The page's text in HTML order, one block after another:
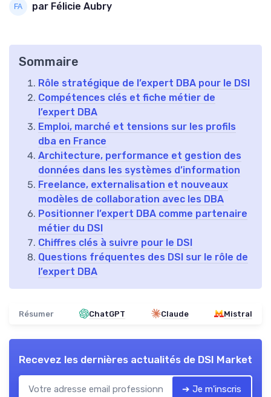
par Félicie Aubry
Sommaire
Rôle stratégique de l’expert DBA pour le DSI
Compétences clés et fiche métier de
l’expert DBA
Emploi, marché et tensions sur les profils
dba en France
Architecture, performance et gestion des
données dans les systèmes d’information
Freelance, externalisation et nouveaux
modèles de collaboration avec les DBA
Positionner l’expert DBA comme partenaire
métier du DSI
Chiffres clés à suivre pour le DSI
Questions fréquentes des DSI sur le rôle de
l’expert DBA
Résumer ChatGPT Claude Mistral
Recevez les dernières actualités de DSI Market
➔ Je m'inscris